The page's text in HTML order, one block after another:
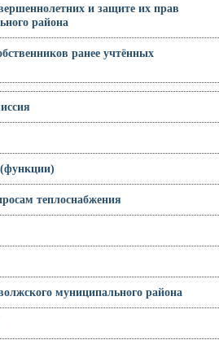
и защите их прав
района
ранее учтённых
теплоснабжения
муниципального района